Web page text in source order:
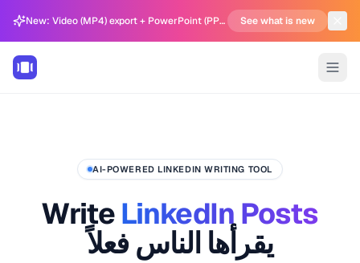
New: Video (MP4) export + PowerPoint (PPTX) support in Carousel Generator See what is new
AI-POWERED LINKEDIN WRITING TOOL
WriteLinkedIn Posts
يقرأها الناس فعلاً